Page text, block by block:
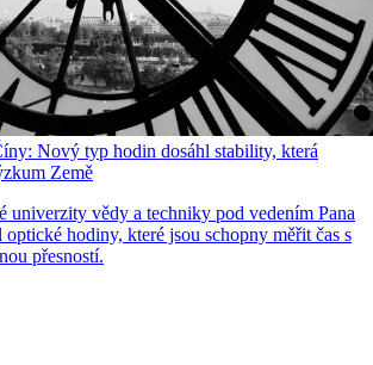
Nový typ hodin dosáhl stability, která
Země
univerzity vědy a techniky pod vedením Pana
hodiny, které jsou schopny měřit čas s
přesností.